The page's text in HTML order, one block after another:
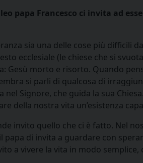
papa Francesco ci invita ad
sia una delle cose più difficili
ecclesiale (le chiese che si
Gesù morto e risorto. Quando
si parli di qualcosa di
Signore, che guida la sua
della nostra vita un’esistenza
invito quello che ci è fatto. Nel
papa di invita a guardare con
a vivere la vita in modo